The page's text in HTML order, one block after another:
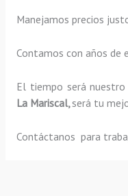
Manejamos precios
Contamos con años de
El tiempo será
La Mariscal, será tu
Contáctanos para